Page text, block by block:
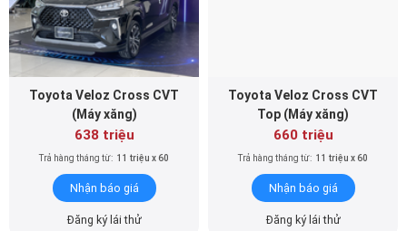
Toyota Veloz Cross CVT
(Máy xăng)
638 triệu
Trả hàng tháng từ: 11 triệu x 60
Nhận báo giá
Đăng ký lái thử
Toyota Veloz Cross CVT
Top (Máy xăng)
660 triệu
Trả hàng tháng từ: 11 triệu x 60
Nhận báo giá
Đăng ký lái thử